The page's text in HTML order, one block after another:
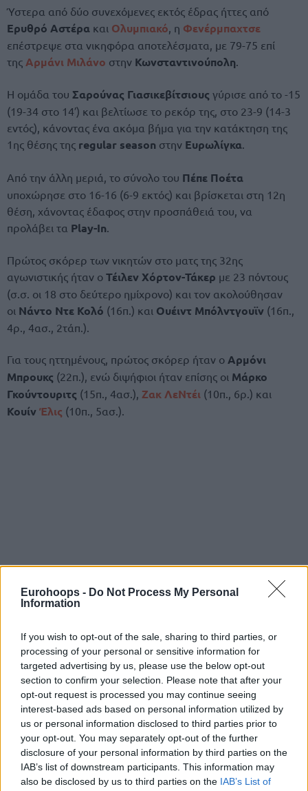
Eurohoops - Do Not Process My Personal
Information
If you wish to opt-out of the sale, sharing to third parties, or
processing of your personal or sensitive information for
targeted advertising by us, please use the below opt-out
section to confirm your selection. Please note that after your
opt-out request is processed you may continue seeing
interest-based ads based on personal information utilized by
us or personal information disclosed to third parties prior to
your opt-out. You may separately opt-out of the further
disclosure of your personal information by third parties on the
IAB’s list of downstream participants. This information may
also be disclosed by us to third parties on the IAB’s List of
Ύστερα από δύο συνεχόμενες εκτός έδρας ήττες από
Ερυθρό Αστέρα και Ολυμπιακό, η Φενέρμπαχτσε
επέστρεψε στα νικηφόρα αποτελέσματα, με 79-75 επί
της Αρμάνι Μιλάνο στην Κωνσταντινούπολη.
Η ομάδα του Σαρούνας Γιασικεβίτσιους γύρισε από το -15
(19-34 στο 14′) και βελτίωσε το ρεκόρ της, στο 23-9 (14-3
εντός), κάνοντας ένα ακόμα βήμα για την κατάκτηση της
1ης θέσης της regular season στην Ευρωλίγκα.
Από την άλλη μεριά, το σύνολο του Πέπε Ποέτα
υποχώρησε στο 16-16 (6-9 εκτός) και βρίσκεται στη 12η
θέση, χάνοντας έδαφος στην προσπάθειά του, να
προλάβει τα Play-In
Πρώτος σκόρερ των νικητών στο ματς της 32ης
αγωνιστικής ήταν ο Τέιλεν Χόρτον-Τάκερ με 23 πόντους
(σ.σ. οι 18 στο δεύτερο ημίχρονο) και τον ακολούθησαν
οι Νάντο Ντε Κολό (16π.) και Ουέιντ Μπόλντγουϊν (16π.,
4ρ., 4ασ., 2τάπ.).
Για τους ηττημένους, πρώτος σκόρερ ήταν ο Αρμόνι
Μπρουκς (22π.), ενώ διψήφιοι ήταν επίσης οι Μάρκο
Γκούντουριτς (15π., 4ασ.), Ζακ ΛεΝτέι (10π., 6ρ.) και
ΚουίνΈλις (10π., 5ασ.).